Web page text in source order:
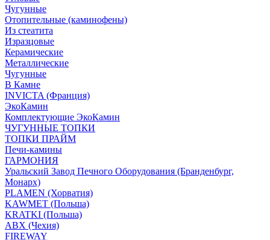
Чугунные
Отопительные (каминофены)
Из стеатита
Изразцовые
Керамические
Металлические
Чугунные
В Камне
INVICTA (Франция)
ЭкоКамин
Комплектующие ЭкоКамин
ЧУГУННЫЕ ТОПКИ
ТОПКИ ПРАЙМ
Печи-камины
ГАРМОНИЯ
Уральский Завод Печного Оборудования (Бранденбург,
Монарх)
PLAMEN (Хорватия)
KAWMET (Польша)
KRATKI (Польша)
ABX (Чехия)
FIREWAY